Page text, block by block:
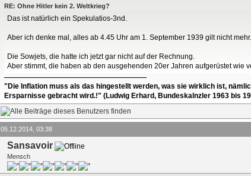
RE: Ohne Hitler kein 2. Weltkrieg?
Das ist natürlich ein Spekulatios-3nd.
Aber ich denke mal, alles ab 4.45 Uhr am 1. September 1939 gilt nicht mehr.
Die Sowjets, die hatte ich jetzt gar nicht auf der Rechnung.
Aber stimmt, die haben ab den ausgehenden 20er Jahren aufgerüstet wie
"Die Inflation muss als das hingestellt werden, was sie wirklich ist,
Ersparnisse gebracht wird.!" (Ludwig Erhard, Bundeskalnzler 1963 bis
05.12.2014, 03:38
Sansavoir
Mensch